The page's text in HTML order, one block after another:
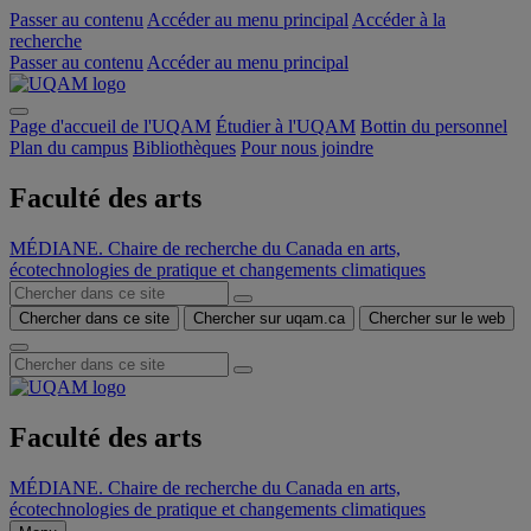
Passer au contenu Accéder au menu principal Accéder à la
recherche
Passer au contenu Accéder au menu principal
Page d'accueil de l'UQAM Étudier à l'UQAM Bottin du personnel
Plan du campus Bibliothèques Pour nous joindre
Faculté des arts
MÉDIANE. Chaire de recherche du Canada en arts,
écotechnologies de pratique et changements climatiques
Chercher dans ce site Chercher sur uqam.ca Chercher sur le web
Faculté des arts
MÉDIANE. Chaire de recherche du Canada en arts,
écotechnologies de pratique et changements climatiques